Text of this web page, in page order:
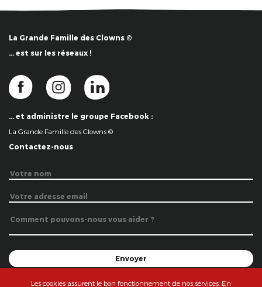
La Grande Famille des Clowns ©
… est sur les réseaux !
… et administre le groupe Facebook :
La Grande Famille des Clowns ©
Contactez-nous
Les cookies assurent le bon fonctionnement de nos services. En